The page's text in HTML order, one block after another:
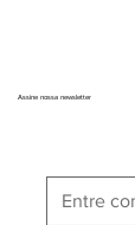
Assine nossa newsletter